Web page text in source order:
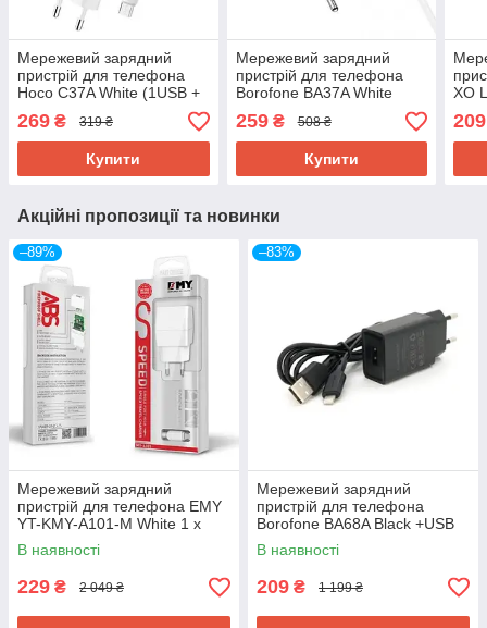
Мережевий зарядний
пристрій для телефона
Hoco C37A White (1USB +
USB Cable MicroUSB 2.4A
)
269 ₴ 319 ₴
Купити
Мережевий зарядний
пристрій для телефона
Borofone BA37A White
(Speedy 2USB 2.4A
Lightning )
259₴ 508 ₴
Купити
XO
209
Акційні пропозиції та новинки
–89%
Мережевий зарядний
пристрій для телефона EMY
YT-KMY-A101-M White 1 x
USB, 5V/5W
В наявності
229 ₴ 2 049 ₴
–83%
Мережевий зарядний
пристрій для телефона
Borofone BA68A Black +USB
Type-A - Lightning 1м
(BA68ABi)
В наявності
209 ₴ 1 199 ₴